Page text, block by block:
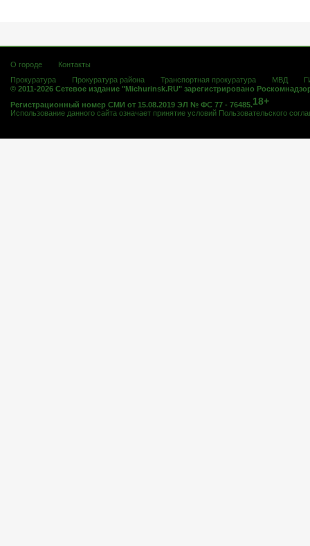
О городе
Контакты
Прокуратура
Прокуратура района Транспортная прокуратура МВД
© 2011-2026 Сетевое издание "Michurinsk.RU" зарегистрировано
Регистрационный номер СМИ от 15.08.2019 ЭЛ № ФС 77 - 76485.18+
Использование данного сайта означает принятие условий Пользовательского